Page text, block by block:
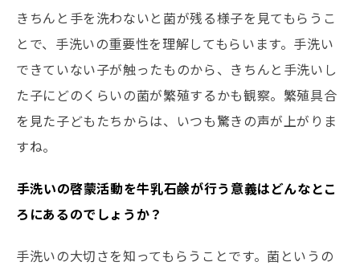
きちんと手を洗わないと菌が残る様子を見てもらうこ
とで、手洗いの重要性を理解してもらいます。手洗い
できていない子が触ったものから、きちんと手洗いし
た子にどのくらいの菌が繁殖するかも観察。繁殖具合
を見た子どもたちからは、いつも驚きの声が上がりま
すね。
――手洗いの啓蒙活動を牛乳石鹸が行う意義はどんなとこ
ろにあるのでしょうか？
手洗いの大切さを知ってもらうことです。菌というの